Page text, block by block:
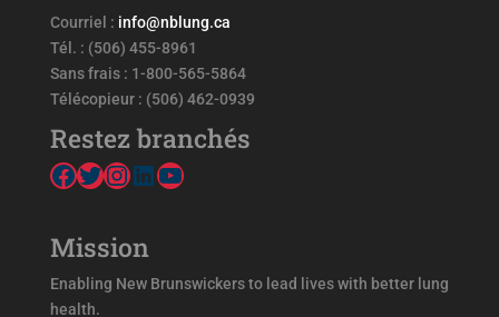
Courriel : info@nblung.ca
Tél. : (506) 455-8961
Sans frais : 1-800-565-5864
Télécopieur : (506) 462-0939
Restez branchés
Facebook
Twitter
Instagram
LinkedIn
YouTube
Mission
Enabling New Brunswickers to lead lives with better lung
health.